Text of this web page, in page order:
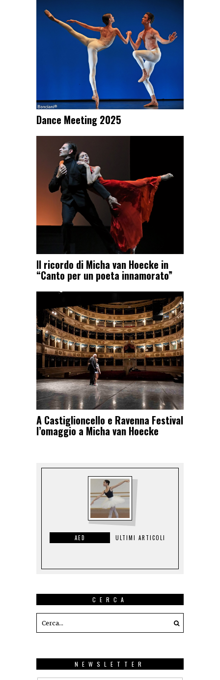
Dance Meeting 2025
Il ricordo di Micha van Hoecke in
“Canto per un poeta innamorato”
A Castiglioncello e Ravenna Festival
l’omaggio a Micha van Hoecke
AED ULTIMI ARTICOLI
CERCA
NEWSLETTER